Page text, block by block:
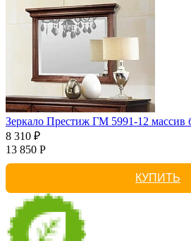
Зеркало Престиж ГМ 5991-12 массив
8 310 ₽
13 850 Р
КУПИТЬ